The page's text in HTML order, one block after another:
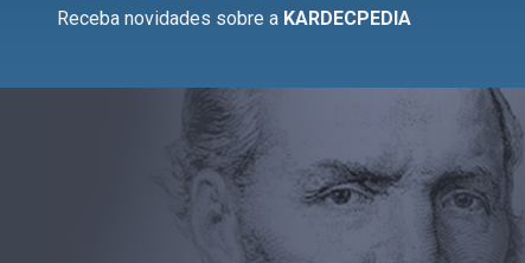
Receba novidades sobre a KARDECPEDIA